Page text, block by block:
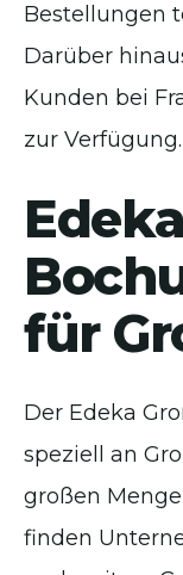
Bestellungen
Darüber
Kunden bei
zur Verfügung.
für
Der Edeka
speziell an
großen
finden